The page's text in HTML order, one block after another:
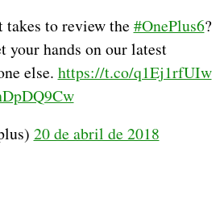
takes to review the #OnePlus6?
your hands on our latest
else. https://t.co/q1Ej1rfUIw
20 de abril de 2018